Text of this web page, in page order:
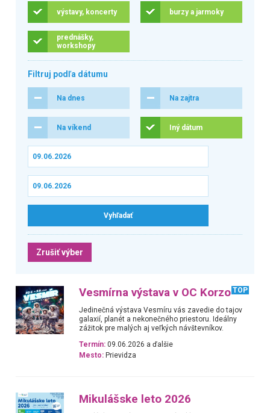
výstavy, koncerty burzy a jarmoky
prednášky,
workshopy
Filtruj podľa dátumu
Na dnes Na zajtra
Na víkend Iný dátum
Zrušiť výber
Vesmírna výstava v OC Korzo TOP
Jedinečná výstava Vesmíru vás zavedie do tajov
galaxií, planét a nekonečného priestoru. Ideálny
zážitok pre malých aj veľkých návštevníkov.
Termín: 09.06.2026 a ďalšie
Mesto: Prievidza
Mikulášske leto 2026